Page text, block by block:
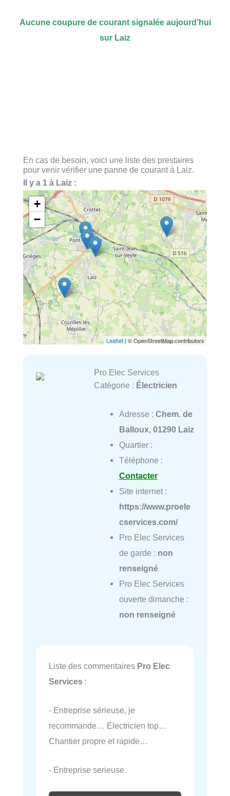
Aucune coupure de courant signalée aujourd’hui
sur Laiz
En cas de besoin, voici une liste des prestaires
pour venir vérifier une panne de courant à Laiz.
Il y a 1 à Laiz :
+
−
Leaflet| © OpenStreetMap contributors
Pro Elec Services
Catégorie : Électricien
Adresse : Chem. de
Balloux, 01290 Laiz
Quartier :
Téléphone :
Contacter
Site internet :
https://www.proele
cservices.com/
Pro Elec Services
de garde : non
renseigné
Pro Elec Services
ouverte dimanche :
non renseigné
Liste des commentaires Pro Elec
Services :
- Entreprise sérieuse, je
recommande… Électricien top…
Chantier propre et rapide…
- Entreprise serieuse.